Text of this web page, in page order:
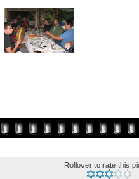
Rollover to rate this